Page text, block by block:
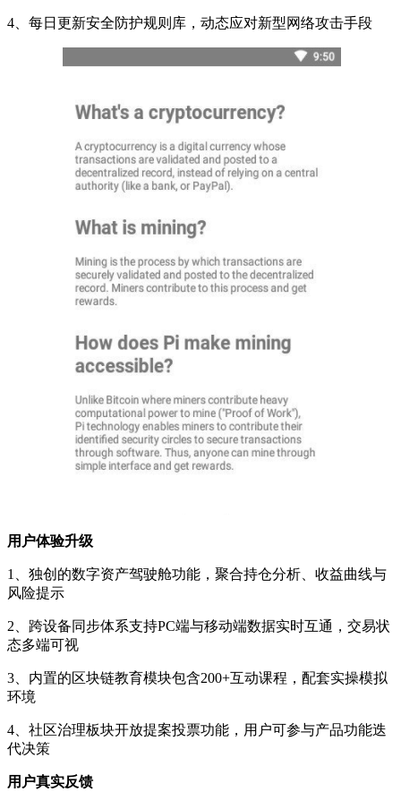
4、每日更新安全防护规则库，动态应对新型网络攻击手段
用户体验升级
1、独创的数字资产驾驶舱功能，聚合持仓分析、收益曲线与
风险提示
2、跨设备同步体系支持PC端与移动端数据实时互通，交易状
态多端可视
3、内置的区块链教育模块包含200+互动课程，配套实操模拟
环境
4、社区治理板块开放提案投票功能，用户可参与产品功能迭
代决策
用户真实反馈